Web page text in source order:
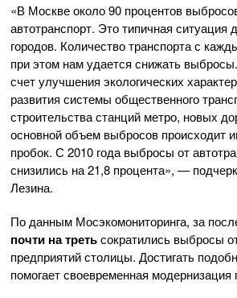
«В Москве около 90 процентов
автотранспорт. Это типичная ситуация
городов. Количество транспорта с
при этом нам удается снижать
счет улучшения экологических
развития системы общественного
строительства станций метро, новых
основной объем выбросов происходит
пробок. С 2010 года выбросы от
снизились на 21,8 процента», —
Лезина.
По данным Мосэкомониторинга, за
почти на третьсократились выбросы
предприятий столицы. Достигать
помогает своевременная модернизация